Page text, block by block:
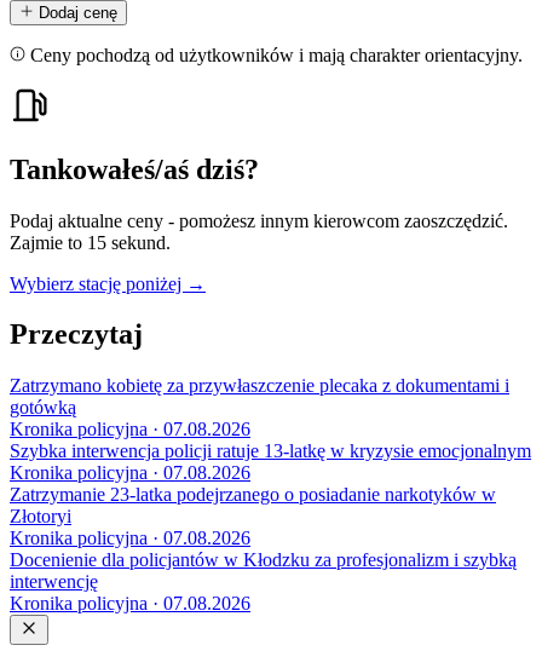
Dodaj cenę
Ceny pochodzą od użytkowników i mają charakter orientacyjny.
Tankowałeś/aś dziś?
Podaj aktualne ceny - pomożesz innym kierowcom zaoszczędzić.
Zajmie to 15 sekund.
Wybierz stację poniżej →
Przeczytaj
Zatrzymano kobietę za przywłaszczenie plecaka z dokumentami i
gotówką
Kronika policyjna · 07.08.2026
Szybka interwencja policji ratuje 13-latkę w kryzysie emocjonalnym
Kronika policyjna · 07.08.2026
Zatrzymanie 23-latka podejrzanego o posiadanie narkotyków w
Złotoryi
Kronika policyjna · 07.08.2026
Docenienie dla policjantów w Kłodzku za profesjonalizm i szybką
interwencję
Kronika policyjna · 07.08.2026